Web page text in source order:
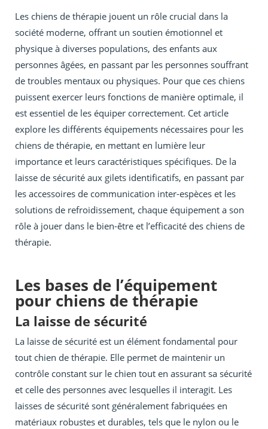
Les chiens de thérapie jouent un rôle crucial dans la
société moderne, offrant un soutien émotionnel et
physique à diverses populations, des enfants aux
personnes âgées, en passant par les personnes souffrant
de troubles mentaux ou physiques. Pour que ces chiens
puissent exercer leurs fonctions de manière optimale, il
est essentiel de les équiper correctement. Cet article
explore les différents équipements nécessaires pour les
chiens de thérapie, en mettant en lumière leur
importance et leurs caractéristiques spécifiques. De la
laisse de sécurité aux gilets identificatifs, en passant par
les accessoires de communication inter-espèces et les
solutions de refroidissement, chaque équipement a son
rôle à jouer dans le bien-être et l’efficacité des chiens de
thérapie.
Les bases de l’équipement
pour chiens de thérapie
La laisse de sécurité
La laisse de sécurité est un élément fondamental pour
tout chien de thérapie. Elle permet de maintenir un
contrôle constant sur le chien tout en assurant sa sécurité
et celle des personnes avec lesquelles il interagit. Les
laisses de sécurité sont généralement fabriquées en
matériaux robustes et durables, tels que le nylon ou le